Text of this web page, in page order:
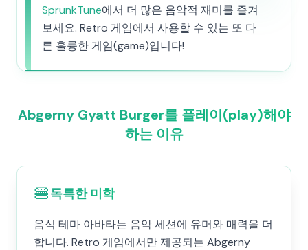
SprunkTune에서 더 많은 음악적 재미를 즐겨
보세요. Retro 게임에서 사용할 수 있는 또 다
른 훌륭한 게임(game)입니다!
Abgerny Gyatt Burger를 플레이(play)해야
하는 이유
🍔독특한 미학
음식 테마 아바타는 음악 세션에 유머와 매력을 더
합니다. Retro 게임에서만 제공되는 Abgerny